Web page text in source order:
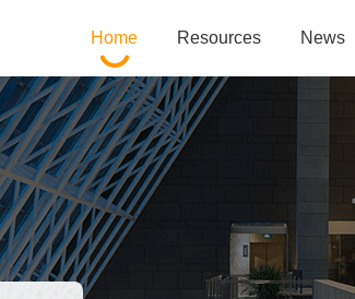
Home Resources News